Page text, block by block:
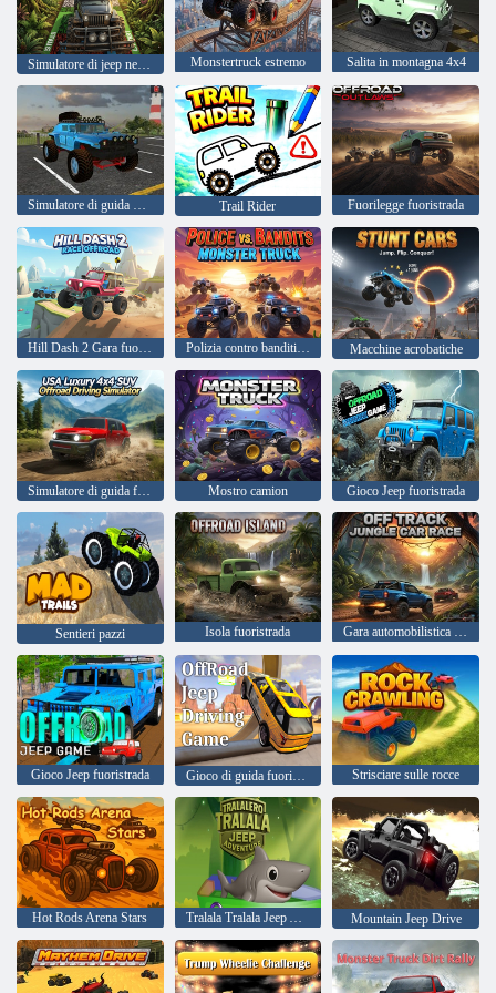
Monstertruck estremo Salita in montagna 4x4
Simulatore di guida per auto fuoristrada Jeep 4x4 Trail Rider Fuorilegge fuoristrada
Hill Dash 2 Gara fuoristrada Polizia contro banditi: Monster Truck Macchine acrobatiche
Mostro camion Gioco Jeep fuoristrada
Sentieri pazzi Isola fuoristrada Gara automobilistica fuori pista nella giungla
Gioco Jeep fuoristrada Gioco di guida fuoristrada in jeep Strisciare sulle rocce
Hot Rods Arena Stars Tralala Tralala Jeep Adventure Mountain Jeep Drive